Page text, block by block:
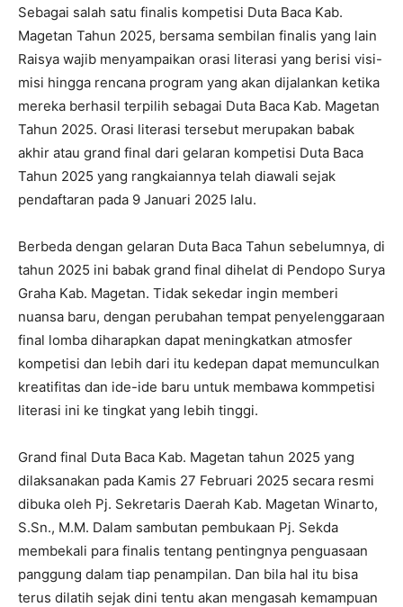
Sebagai salah satu finalis kompetisi Duta Baca Kab.
Magetan Tahun 2025, bersama sembilan finalis yang lain
Raisya wajib menyampaikan orasi literasi yang berisi visi-
misi hingga rencana program yang akan dijalankan ketika
mereka berhasil terpilih sebagai Duta Baca Kab. Magetan
Tahun 2025. Orasi literasi tersebut merupakan babak
akhir atau grand final dari gelaran kompetisi Duta Baca
Tahun 2025 yang rangkaiannya telah diawali sejak
pendaftaran pada 9 Januari 2025 lalu.
Berbeda dengan gelaran Duta Baca Tahun sebelumnya, di
tahun 2025 ini babak grand final dihelat di Pendopo Surya
Graha Kab. Magetan. Tidak sekedar ingin memberi
nuansa baru, dengan perubahan tempat penyelenggaraan
final lomba diharapkan dapat meningkatkan atmosfer
kompetisi dan lebih dari itu kedepan dapat memunculkan
kreatifitas dan ide-ide baru untuk membawa kommpetisi
literasi ini ke tingkat yang lebih tinggi.
Grand final Duta Baca Kab. Magetan tahun 2025 yang
dilaksanakan pada Kamis 27 Februari 2025 secara resmi
dibuka oleh Pj. Sekretaris Daerah Kab. Magetan Winarto,
S.Sn., M.M. Dalam sambutan pembukaan Pj. Sekda
membekali para finalis tentang pentingnya penguasaan
panggung dalam tiap penampilan. Dan bila hal itu bisa
terus dilatih sejak dini tentu akan mengasah kemampuan